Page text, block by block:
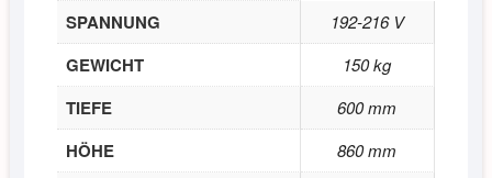
SPANNUNG 192-216 V
GEWICHT 150 kg
TIEFE 600 mm
HÖHE 860 mm